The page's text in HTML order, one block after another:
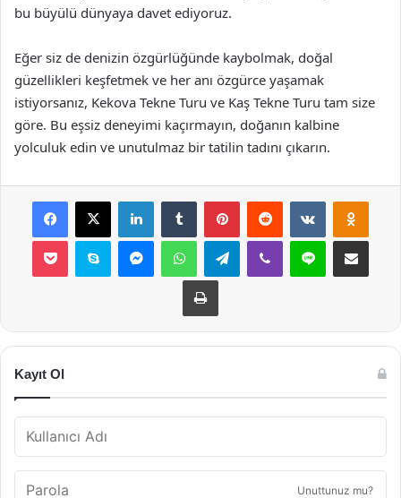
bu büyülü dünyaya davet ediyoruz.
Eğer siz de denizin özgürlüğünde kaybolmak, doğal
güzellikleri keşfetmek ve her anı özgürce yaşamak
istiyorsanız, Kekova Tekne Turu ve Kaş Tekne Turu tam size
göre. Bu eşsiz deneyimi kaçırmayın, doğanın kalbine
yolculuk edin ve unutulmaz bir tatilin tadını çıkarın.
Facebook
X LinkedInTumblr PinterestReddit VKontakte
Pocket Skype MessengerWhatsAppTelegramViber Line E-Posta ile
Yazdır
Kayıt Ol
Unuttunuz mu?